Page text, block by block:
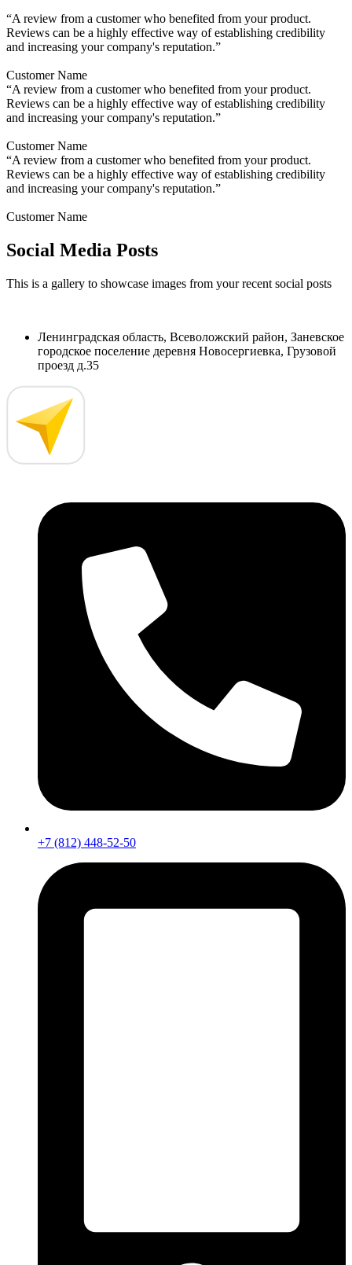
“A review from a customer who benefited from your product.
Reviews can be a highly effective way of establishing credibility
and increasing your company's reputation.”
Customer Name
“A review from a customer who benefited from your product.
Reviews can be a highly effective way of establishing credibility
and increasing your company's reputation.”
Customer Name
“A review from a customer who benefited from your product.
Reviews can be a highly effective way of establishing credibility
and increasing your company's reputation.”
Customer Name
Social Media Posts
This is a gallery to showcase images from your recent social posts
Ленинградская область, Всеволожский район, Заневское
городское поселение деревня Новосергиевка, Грузовой
проезд д.35
+7 (812) 448-52-50